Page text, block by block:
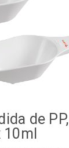
de PP,